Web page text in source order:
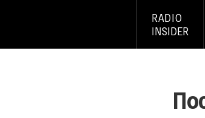
RADIO
INSIDER